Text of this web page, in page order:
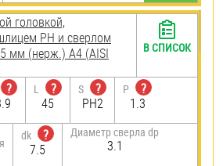
головкой,
PH и сверлом
мм (нерж.) A4 (AISI
?
L
?
45
S
?
PH2
P
?
1.3
dk
?
7.5
Диаметр сверла dp
3.1
В СПИСОК